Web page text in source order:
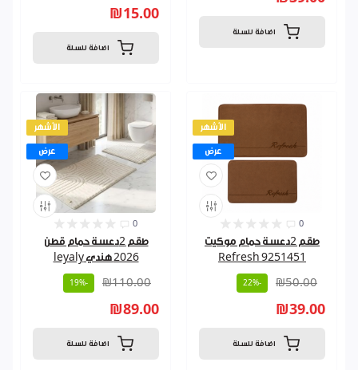
₪15.00
اضافة للسلة
اضافة للسلة
الأشهر
عرض
0
طقم 2دعسة حمام قطن
2026 هندي leyaly
₪110.00
-19%
₪89.00
اضافة للسلة
الأشهر
عرض
0
طقم 2دعسة حمام موكيت
Refresh 9251451
₪50.00
-22%
₪39.00
اضافة للسلة